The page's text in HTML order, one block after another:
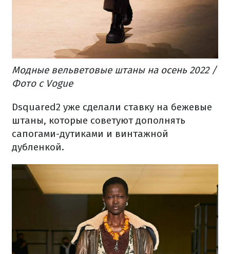
Модные вельветовые штаны на осень 2022 /
Фото с Vogue
Dsquared2 уже сделали ставку на бежевые
штаны, которые советуют дополнять
сапогами-дутиками и винтажной
дубленкой.